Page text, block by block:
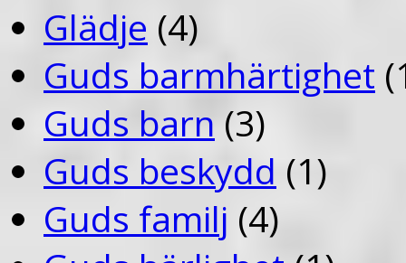
Glädje (4)
Guds barmhärtighet
Guds barn (3)
Guds beskydd (1)
Guds familj (4)